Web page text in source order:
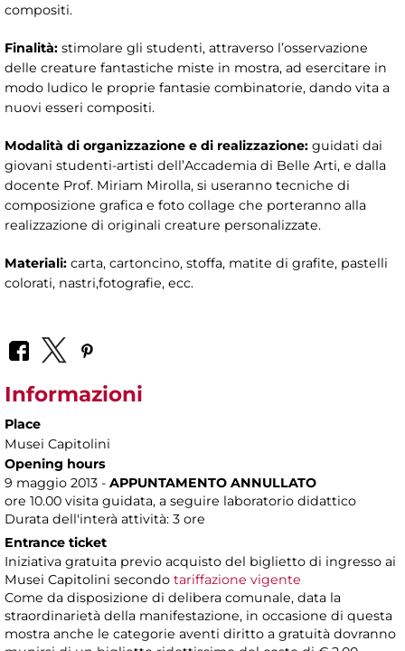
compositi.
Finalità: stimolare gli studenti, attraverso l’osservazione
delle creature fantastiche miste in mostra, ad esercitare in
modo ludico le proprie fantasie combinatorie, dando vita a
nuovi esseri compositi.
Modalità di organizzazione e di realizzazione: guidati dai
giovani studenti-artisti dell’Accademia di Belle Arti, e dalla
docente Prof. Miriam Mirolla, si useranno tecniche di
composizione grafica e foto collage che porteranno alla
realizzazione di originali creature personalizzate.
Materiali: carta, cartoncino, stoffa, matite di grafite, pastelli
colorati, nastri,fotografie, ecc.
Informazioni
Place
Musei Capitolini
Opening hours
9 maggio 2013 - APPUNTAMENTO ANNULLATO
ore 10.00 visita guidata, a seguire laboratorio didattico
Durata dell'interà attività: 3 ore
Entrance ticket
Iniziativa gratuita previo acquisto del biglietto di ingresso ai
Musei Capitolini secondo tariffazione vigente
Come da disposizione di delibera comunale, data la
straordinarietà della manifestazione, in occasione di questa
mostra anche le categorie aventi diritto a gratuità dovranno